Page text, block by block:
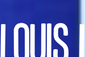
LOUIS